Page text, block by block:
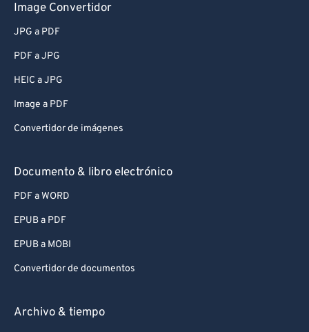
Image Convertidor
JPG a PDF
PDF a JPG
HEIC a JPG
Image a PDF
Convertidor de imágenes
Documento & libro electrónico
PDF a WORD
EPUB a PDF
EPUB a MOBI
Convertidor de documentos
Archivo & tiempo